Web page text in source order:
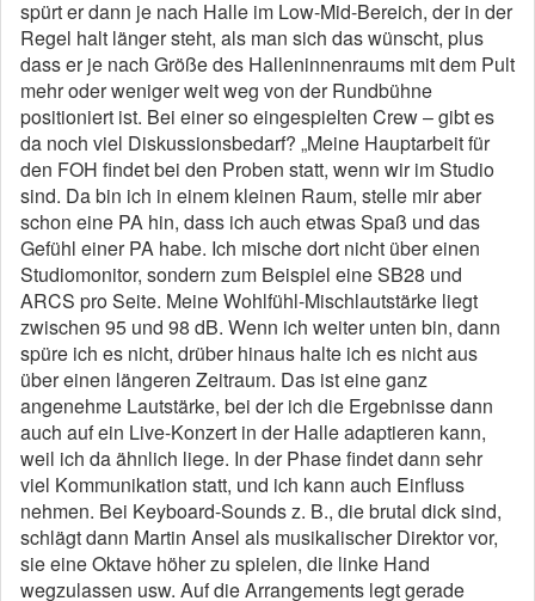
spürt er dann je nach Halle im Low-Mid-Bereich, der in der
Regel halt länger steht, als man sich das wünscht, plus
dass er je nach Größe des Halleninnenraums mit dem Pult
mehr oder weniger weit weg von der Rundbühne
positioniert ist. Bei einer so eingespielten Crew – gibt es
da noch viel Diskussionsbedarf? „Meine Hauptarbeit für
den FOH findet bei den Proben statt, wenn wir im Studio
sind. Da bin ich in einem kleinen Raum, stelle mir aber
schon eine PA hin, dass ich auch etwas Spaß und das
Gefühl einer PA habe. Ich mische dort nicht über einen
Studiomonitor, sondern zum Beispiel eine SB28 und
ARCS pro Seite. Meine Wohlfühl-Mischlautstärke liegt
zwischen 95 und 98 dB. Wenn ich weiter unten bin, dann
spüre ich es nicht, drüber hinaus halte ich es nicht aus
über einen längeren Zeitraum. Das ist eine ganz
angenehme Lautstärke, bei der ich die Ergebnisse dann
auch auf ein Live-Konzert in der Halle adaptieren kann,
weil ich da ähnlich liege. In der Phase findet dann sehr
viel Kommunikation statt, und ich kann auch Einfluss
nehmen. Bei Keyboard-Sounds z. B., die brutal dick sind,
schlägt dann Martin Ansel als musikalischer Direktor vor,
sie eine Oktave höher zu spielen, die linke Hand
wegzulassen usw. Auf die Arrangements legt gerade